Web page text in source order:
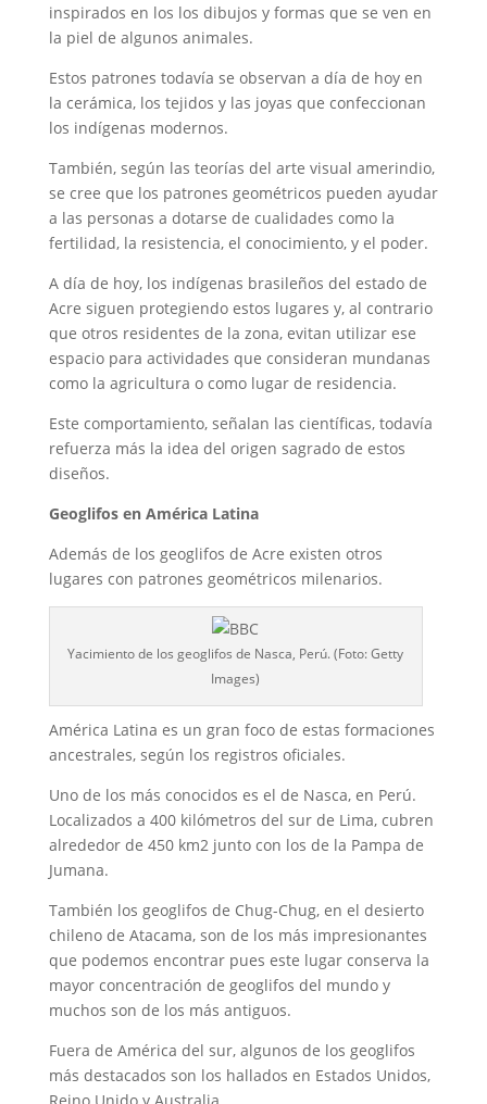
inspirados en los los dibujos y formas que se ven en
la piel de algunos animales.
Estos patrones todavía se observan a día de hoy en
la cerámica, los tejidos y las joyas que confeccionan
los indígenas modernos.
También, según las teorías del arte visual amerindio,
se cree que los patrones geométricos pueden ayudar
a las personas a dotarse de cualidades como la
fertilidad, la resistencia, el conocimiento, y el poder.
A día de hoy, los indígenas brasileños del estado de
Acre siguen protegiendo estos lugares y, al contrario
que otros residentes de la zona, evitan utilizar ese
espacio para actividades que consideran mundanas
como la agricultura o como lugar de residencia.
Este comportamiento, señalan las científicas, todavía
refuerza más la idea del origen sagrado de estos
diseños.
Geoglifos en América Latina
Además de los geoglifos de Acre existen otros
lugares con patrones geométricos milenarios.
Yacimiento de los geoglifos de Nasca, Perú. (Foto: Getty
Images)
América Latina es un gran foco de estas formaciones
ancestrales, según los registros oficiales.
Uno de los más conocidos es el de Nasca, en Perú.
Localizados a 400 kilómetros del sur de Lima, cubren
alrededor de 450 km2 junto con los de la Pampa de
Jumana.
También los geoglifos de Chug-Chug, en el desierto
chileno de Atacama, son de los más impresionantes
que podemos encontrar pues este lugar conserva la
mayor concentración de geoglifos del mundo y
muchos son de los más antiguos.
Fuera de América del sur, algunos de los geoglifos
más destacados son los hallados en Estados Unidos,